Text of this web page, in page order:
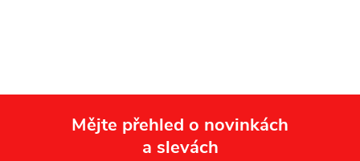
c
Mějte přehled o novinkách
a slevách